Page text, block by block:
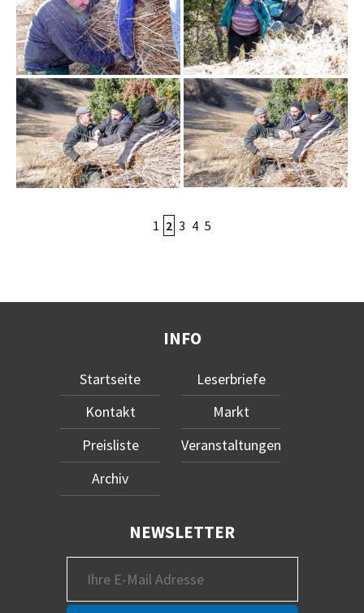
1 2 3 4 5
INFO
Startseite
Kontakt
Preisliste
Archiv
Leserbriefe
Markt
Veranstaltungen
NEWSLETTER